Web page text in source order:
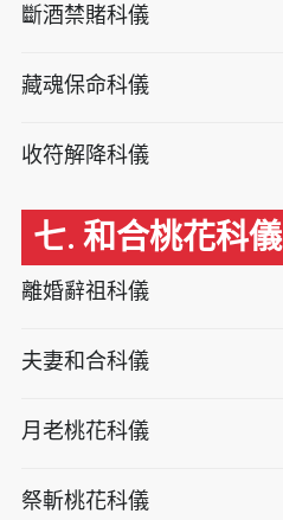
斷酒禁賭科儀
藏魂保命科儀
收符解降科儀
七. 和合桃花科儀
離婚辭祖科儀
夫妻和合科儀
月老桃花科儀
祭斬桃花科儀